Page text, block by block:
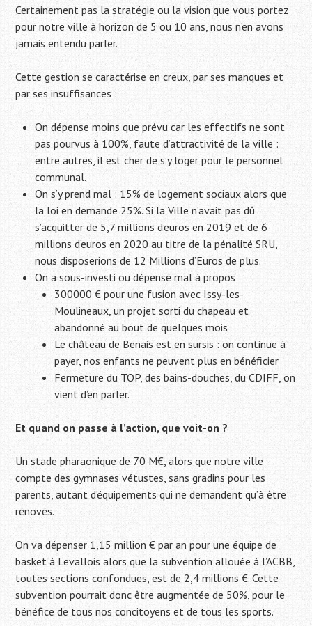
Certainement pas la stratégie ou la vision que vous portez
pour notre ville à horizon de 5 ou 10 ans, nous n’en avons
jamais entendu parler.
Cette gestion se caractérise en creux, par ses manques et
par ses insuffisances :
On dépense moins que prévu car les effectifs ne sont
pas pourvus à 100%, faute d’attractivité de la ville :
entre autres, il est cher de s’y loger pour le personnel
communal.
On s’y prend mal : 15% de logement sociaux alors que
la loi en demande 25%. Si la Ville n’avait pas dû
s’acquitter de 5,7 millions d’euros en 2019 et de 6
millions d’euros en 2020 au titre de la pénalité SRU,
nous disposerions de 12 Millions d’Euros de plus.
On a sous-investi ou dépensé mal à propos
300000 € pour une fusion avec Issy-les-
Moulineaux, un projet sorti du chapeau et
abandonné au bout de quelques mois
Le château de Benais est en sursis : on continue à
payer, nos enfants ne peuvent plus en bénéficier
Fermeture du TOP, des bains-douches, du CDIFF, on
vient d’en parler.
Et quand on passe à l’action, que voit-on ?
Un stade pharaonique de 70 M€, alors que notre ville
compte des gymnases vétustes, sans gradins pour les
parents, autant d’équipements qui ne demandent qu’à être
rénovés.
On va dépenser 1,15 million € par an pour une équipe de
basket à Levallois alors que la subvention allouée à l’ACBB,
toutes sections confondues, est de 2,4 millions €. Cette
subvention pourrait donc être augmentée de 50%, pour le
bénéfice de tous nos concitoyens et de tous les sports.